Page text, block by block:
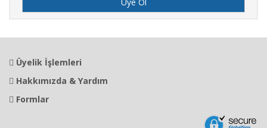
Üyelik İşlemleri
Hakkımızda & Yardım
Formlar